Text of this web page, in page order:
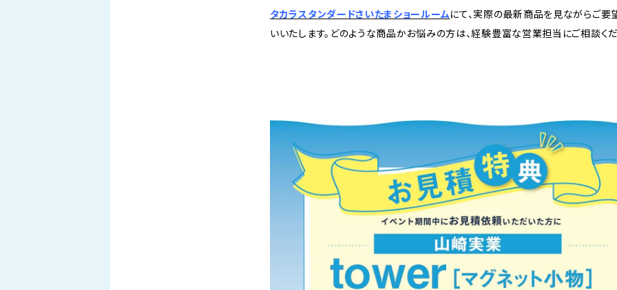
タカラスタンダードさいたまショールームにて、実際の最新商品を見ながらご要
いいたします。どのような商品かお悩みの方は、経験豊富な営業担当にご相談くだ